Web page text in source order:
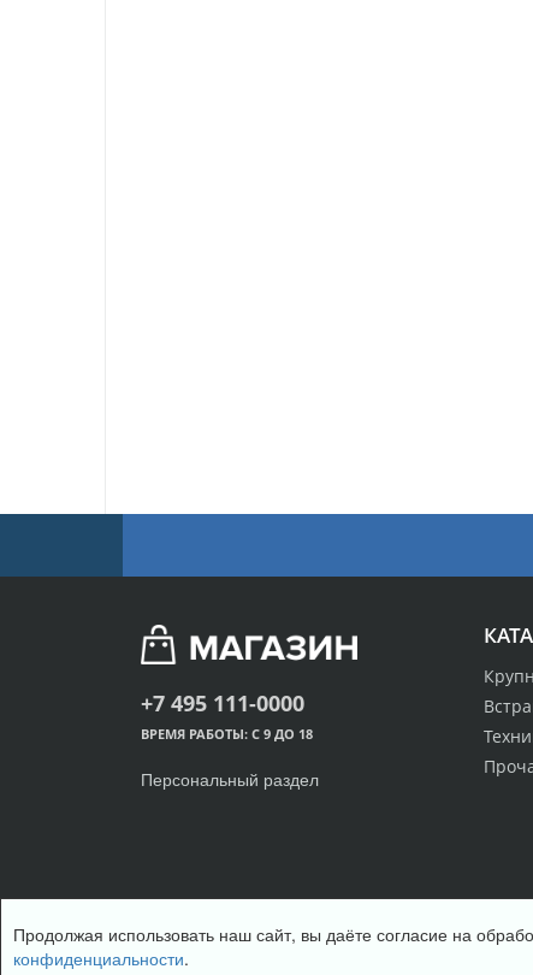
+7 495 111-0000
ВРЕМЯ РАБОТЫ: С 9 ДО 18
Персональный раздел
© Интернет-магазин одежды, 2018
Продолжая использовать наш сайт, вы даёте согласие на
конфиденциальности.